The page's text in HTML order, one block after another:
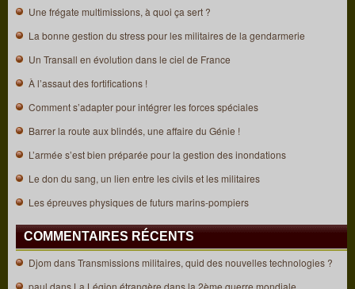
Une frégate multimissions, à quoi ça sert ?
La bonne gestion du stress pour les militaires de la gendarmerie
Un Transall en évolution dans le ciel de France
À l’assaut des fortifications !
Comment s’adapter pour intégrer les forces spéciales
Barrer la route aux blindés, une affaire du Génie !
L’armée s’est bien préparée pour la gestion des inondations
Le don du sang, un lien entre les civils et les militaires
Les épreuves physiques de futurs marins-pompiers
COMMENTAIRES RÉCENTS
Djom dansTransmissions militaires, quid des nouvelles technologies ?
paul dans La Légion étrangère dans la 2ème guerre mondiale